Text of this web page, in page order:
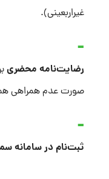
غیراربعینی).
رضایت‌نامه محضری
صورت عدم همراهی
ثبت‌نام در سامانه